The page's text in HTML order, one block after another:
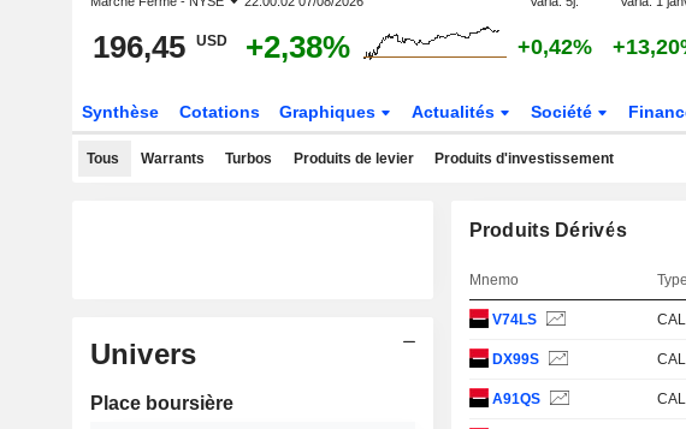
196,45 USD +2,38% +0,42%
Synthèse Cotations Graphiques Actualités Société
Tous Warrants Turbos Produits de levier Produits d'investissement
Univers
Place boursière
Produits Dérivés
Mnemo Type
V74LS
DX99S
A91QS